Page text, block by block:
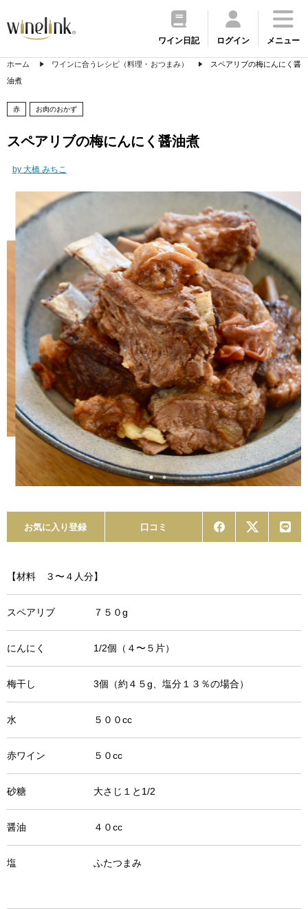
ワイン日記 ログイン メニュー
ホーム ワインに合うレシピ（料理・おつまみ）
スペアリブの梅にんにく醤
油煮
赤 お肉のおかず
スペアリブの梅にんにく醤油煮
by 大橋 みちこ
お気に入り登録 口コミ
【材料 ３〜４人分】
スペアリブ ７５０g
にんにく 1/2個（４〜５片）
梅干し 3個（約４５g、塩分１３％の場合）
水 ５００cc
赤ワイン ５０cc
砂糖 大さじ１と1/2
醤油 ４０cc
塩 ふたつまみ